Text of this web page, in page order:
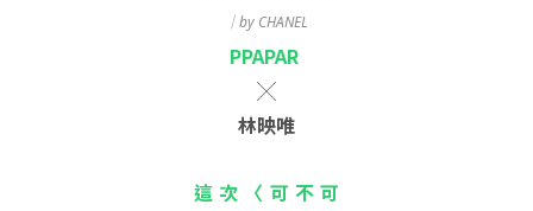
｜by CHANEL
PPAPAR
╳
林映唯
這次 〈可不可